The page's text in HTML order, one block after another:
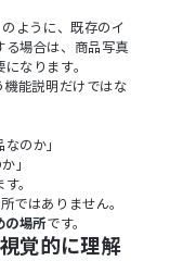
ように、既存のイ
る場合は、商品写真
なります。
機能説明だけではな
のか」
」
。
ではありません。
の場所です。
覚的に理解